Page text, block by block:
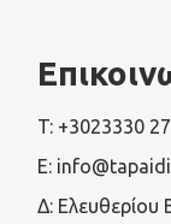
T: +3023330
E:
Δ: Ελευθερίου